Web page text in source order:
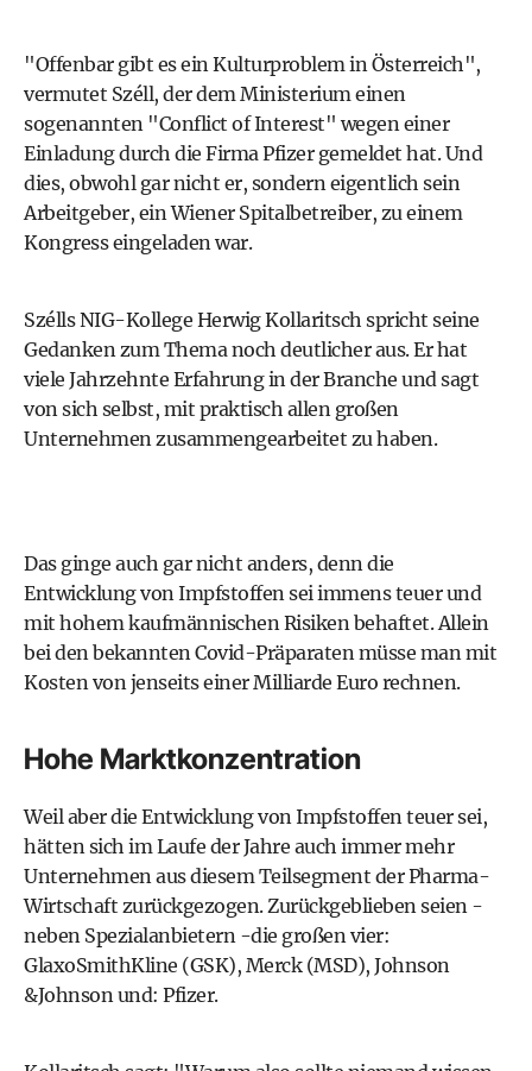
"Offenbar gibt es ein Kulturproblem in Österreich",
vermutet Széll, der dem Ministerium einen
sogenannten "Conflict of Interest" wegen einer
Einladung durch die Firma Pfizer gemeldet hat. Und
dies, obwohl gar nicht er, sondern eigentlich sein
Arbeitgeber, ein Wiener Spitalbetreiber, zu einem
Kongress eingeladen war.
Szélls NIG-Kollege Herwig Kollaritsch spricht seine
Gedanken zum Thema noch deutlicher aus. Er hat
viele Jahrzehnte Erfahrung in der Branche und sagt
von sich selbst, mit praktisch allen großen
Unternehmen zusammengearbeitet zu haben.
Das ginge auch gar nicht anders, denn die
Entwicklung von Impfstoffen sei immens teuer und
mit hohem kaufmännischen Risiken behaftet. Allein
bei den bekannten Covid-Präparaten müsse man mit
Kosten von jenseits einer Milliarde Euro rechnen.
Hohe Marktkonzentration
Weil aber die Entwicklung von Impfstoffen teuer sei,
hätten sich im Laufe der Jahre auch immer mehr
Unternehmen aus diesem Teilsegment der Pharma-
Wirtschaft zurückgezogen. Zurückgeblieben seien -
neben Spezialanbietern -die großen vier:
GlaxoSmithKline (GSK), Merck (MSD), Johnson
&Johnson und: Pfizer.